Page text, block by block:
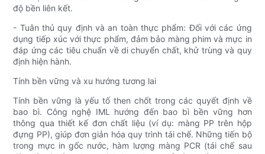
độ bền liên kết.
- Tuân thủ quy định và an toàn thực phẩm: Đối với các ứng
dụng tiếp xúc với thực phẩm, đảm bảo màng phim và mực in
đáp ứng các tiêu chuẩn về di chuyển chất, khử trùng và quy
định hiện hành.
Tính bền vững và xu hướng tương lai
Tính bền vững là yếu tố then chốt trong các quyết định về
bao bì. Công nghệ IML hướng đến bao bì bền vững hơn
thông qua thiết kế đơn chất liệu (ví dụ: màng PP trên hộp
đựng PP), giúp đơn giản hóa quy trình tái chế. Những tiến bộ
trong mực in gốc nước, hàm lượng màng PCR (tái chế sau